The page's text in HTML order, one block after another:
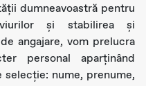
dumneavoastră pentru
și stabilirea și
angajare, vom prelucra
personal aparținând
nume, prenume,